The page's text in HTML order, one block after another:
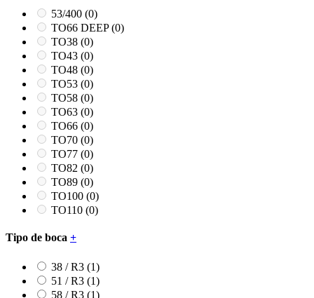
53/400 (0)
TO66 DEEP(0)
TO38 (0)
TO43 (0)
TO48 (0)
TO53 (0)
TO58 (0)
TO63 (0)
TO66 (0)
TO70 (0)
TO77 (0)
TO82 (0)
TO89 (0)
TO100 (0)
TO110 (0)
Tipo de boca +
38 / R3 (1)
51 / R3 (1)
58 / R3 (1)